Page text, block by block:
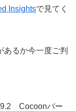
Insightsで見てく
るか今一度ご判
Cocoonバー